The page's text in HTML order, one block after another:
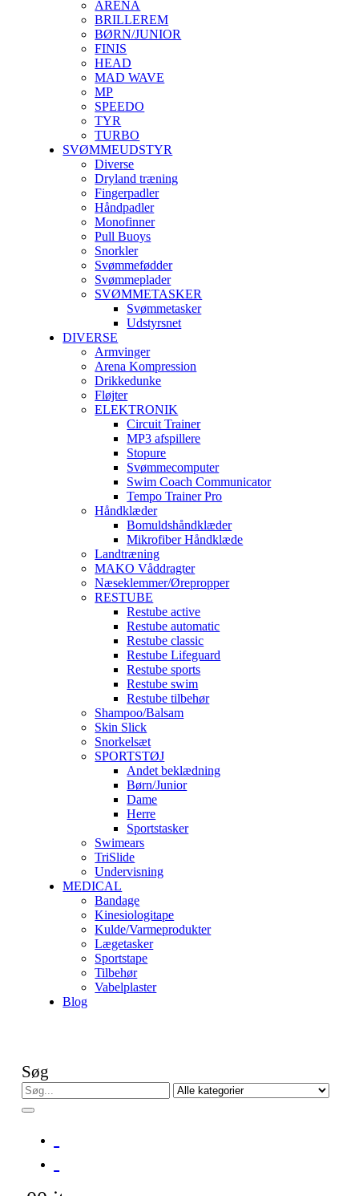
ARENA
BRILLEREM
BØRN/JUNIOR
FINIS
HEAD
MAD WAVE
MP
SPEEDO
TYR
TURBO
SVØMMEUDSTYR
Diverse
Dryland træning
Fingerpadler
Håndpadler
Monofinner
Pull Buoys
Snorkler
Svømmefødder
Svømmeplader
SVØMMETASKER
Svømmetasker
Udstyrsnet
DIVERSE
Armvinger
Arena Kompression
Drikkedunke
Fløjter
ELEKTRONIK
Circuit Trainer
MP3 afspillere
Stopure
Svømmecomputer
Swim Coach Communicator
Tempo Trainer Pro
Håndklæder
Bomuldshåndklæder
Mikrofiber Håndklæde
Landtræning
MAKO Våddragter
Næseklemmer/Ørepropper
RESTUBE
Restube active
Restube automatic
Restube classic
Restube Lifeguard
Restube sports
Restube swim
Restube tilbehør
Shampoo/Balsam
Skin Slick
Snorkelsæt
SPORTSTØJ
Andet beklædning
Børn/Junior
Dame
Herre
Sportstasker
Swimears
TriSlide
Undervisning
MEDICAL
Bandage
Kinesiologitape
Kulde/Varmeprodukter
Lægetasker
Sportstape
Tilbehør
Vabelplaster
Blog
Søg